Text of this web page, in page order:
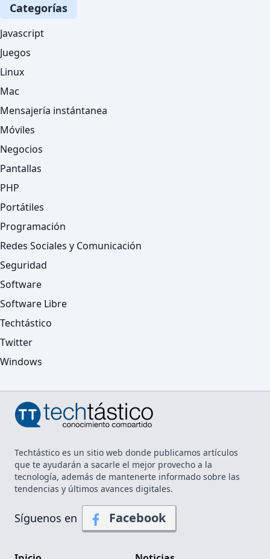
Categorías
Javascript
Juegos
Linux
Mac
Mensajería instántanea
Móviles
Negocios
Pantallas
PHP
Portátiles
Programación
Redes Sociales y Comunicación
Seguridad
Software
Software Libre
Techtástico
Twitter
Windows
Techtástico es un sitio web donde publicamos artículos
que te ayudarán a sacarle el mejor provecho a la
tecnología, además de mantenerte informado sobre las
tendencias y últimos avances digitales.
Síguenos en Facebook